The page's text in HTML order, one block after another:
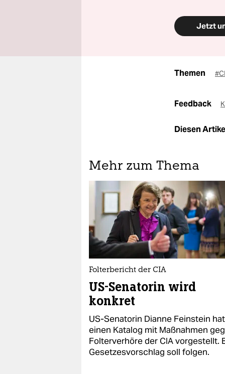
Jetzt
Themen
Feedback
Diesen
Mehr zum Thema
Folterbericht der CIA
US-Senatorin wird
konkret
US-Senatorin Dianne Feinstein hat
einen Katalog mit Maßnahmen
Folterverhöre der CIA vorgestellt.
Gesetzesvorschlag soll folgen.